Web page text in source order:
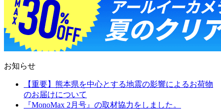
お知らせ
【重要】熊本県を中心とする地震の影響によるお荷物
のお届けについて
『MonoMax 2月号』の取材協力をしました。